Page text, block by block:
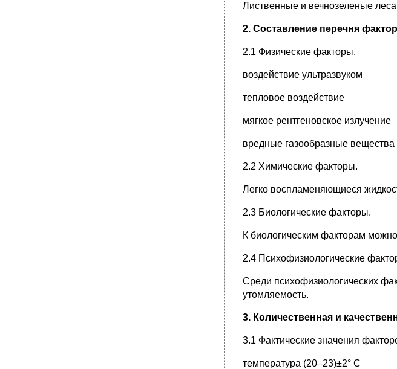
Лиственные и вечнозеленые
2. Составление перечня
2.1 Физические факторы.
воздействие ультразвуком
тепловое воздействие
мягкое рентгеновское излучение
вредные газообразные вещества
2.2 Химические факторы.
Легко воспламеняющиеся
2.3 Биологические факторы.
К биологическим факторам
2.4 Психофизиологические
Среди психофизиологических
утомляемость.
3. Количественная и
3.1 Фактические значения
температура (20–23)±2° С